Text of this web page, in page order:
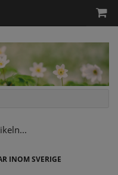
INOM SVERIGE